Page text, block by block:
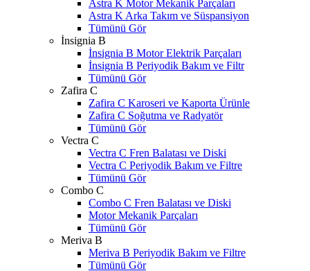
Astra K Motor Mekanik Parçaları
Astra K Arka Takım ve Süspansiyon
Tümünü Gör
İnsignia B
İnsignia B Motor Elektrik Parçaları
İnsignia B Periyodik Bakım ve Filtr
Tümünü Gör
Zafira C
Zafira C Karoseri ve Kaporta Ürünle
Zafira C Soğutma ve Radyatör
Tümünü Gör
Vectra C
Vectra C Fren Balatası ve Diski
Vectra C Periyodik Bakım ve Filtre
Tümünü Gör
Combo C
Combo C Fren Balatası ve Diski
Motor Mekanik Parçaları
Tümünü Gör
Meriva B
Meriva B Periyodik Bakım ve Filtre
Tümünü Gör